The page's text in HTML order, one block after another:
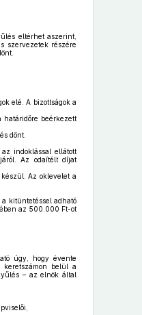
eltérhet aszerint,
szervezetek részére
elé. A bizottságok a
határidőre beérkezett
dönt.
indoklással ellátott
Az odaítélt díjat
Az oklevelet a
kitüntetéssel adható
az 500.000 Ft-ot
úgy, hogy évente
belül a
– az elnök által